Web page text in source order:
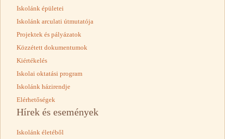
Iskolánk épületei
Iskolánk arculati útmutatója
Projektek és pályázatok
Közzétett dokumentumok
Kiértékelés
Iskolai oktatási program
Iskolánk házirendje
Elérhetőségek
Hírek és események
Iskolánk életéből